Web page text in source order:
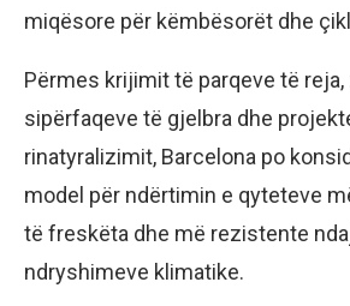
miqësore për këmbësorët dhe
Përmes krijimit të parqeve të
sipërfaqeve të gjelbra dhe
rinatyralizimit, Barcelona po
model për ndërtimin e qyteteve
të freskëta dhe më rezistente
ndryshimeve klimatike.